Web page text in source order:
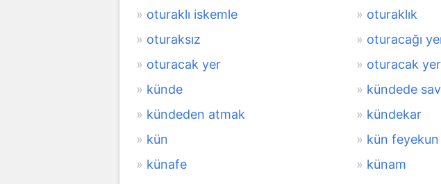
oturaklı iskemle
oturaklık
oturaksız
oturacağı
oturacak yer
oturacak
künde
kündede
kündeden atmak
kündekar
kün
kün feyekun
künafe
künam